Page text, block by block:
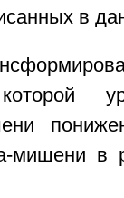
в
мишени в